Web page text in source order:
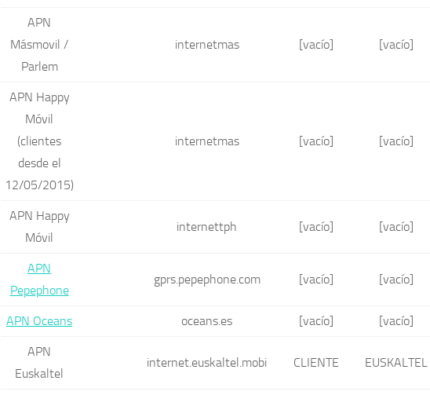
APN
Másmovil /
Parlem
internetmas [vacío] [vacío]
APN Happy
Móvil
(clientes
desde el
12/05/2015)
internetmas [vacío] [vacío]
APN Happy
Móvil
internettph [vacío] [vacío]
APN
Pepephone
gprs.pepephone.com [vacío] [vacío]
APN Oceans oceans.es [vacío] [vacío]
APN
Euskaltel
internet.euskaltel.mobi CLIENTE EUSKALTEL